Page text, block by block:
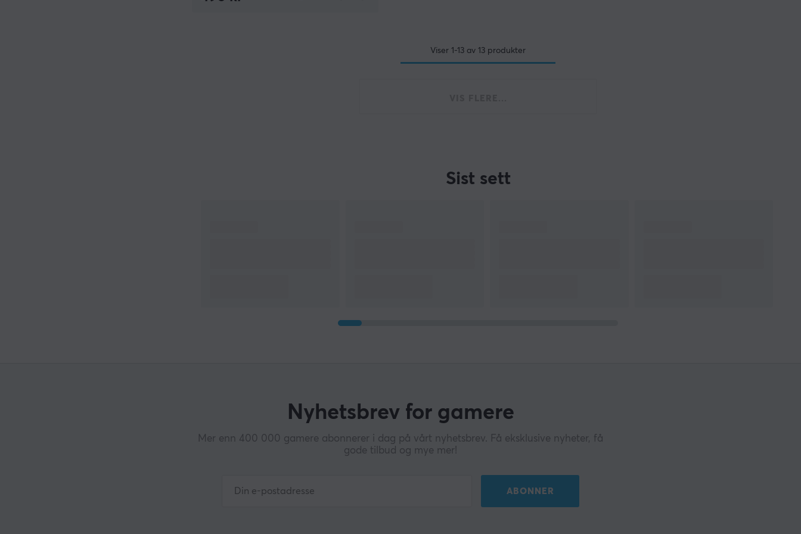
Viser 1-13 av 13 produkter
Sist sett
Nyhetsbrev for gamere
Mer enn 400 000 gamere abonnerer i dag på vårt nyhetsbrev. Få eksklusive nyheter, få
gode tilbud og mye mer!
ABONNER